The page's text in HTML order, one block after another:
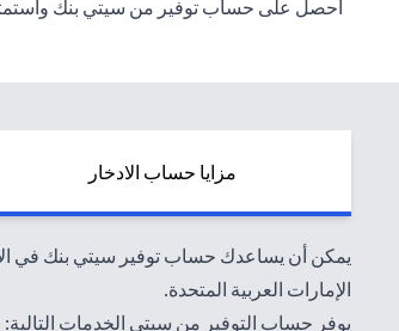
احصل على حساب توفير من سيتي بنك واستمتع
مزايا حساب الادخار
يمكن أن يساعدك حساب توفير سيتي بنك في
الإمارات العربية المتحدة.
يوفر حساب التوفير من سيتي الخدمات التالية: